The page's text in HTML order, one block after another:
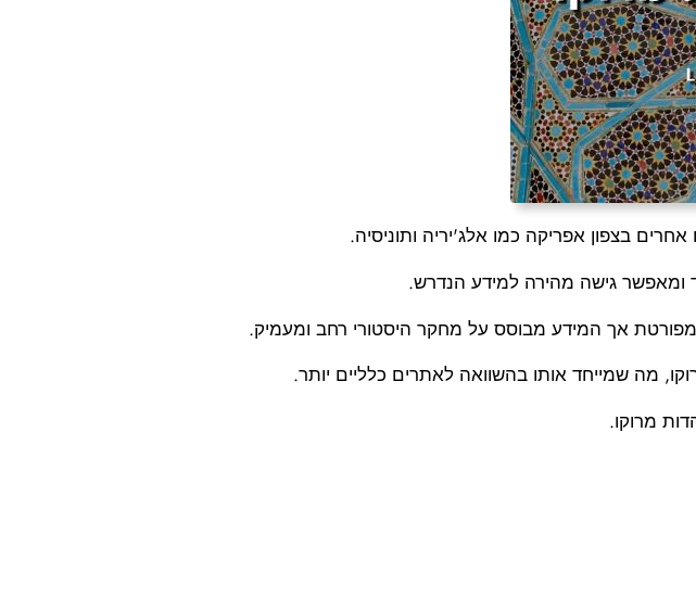
בצפון אפריקה כמו אלג'יריה ותוניסיה.
ומאפשר גישה מהירה למידע הנדרש.
אך המידע מבוסס על מחקר היסטורי רחב ומעמיק.
מה שמייחד אותו בהשוואה לאתרים כלליים יותר.
מרוקו.